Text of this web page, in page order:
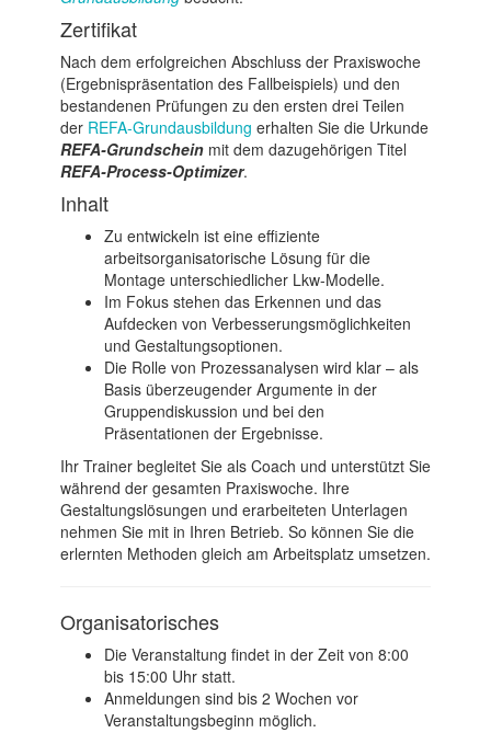
Zertifikat
Nach dem erfolgreichen Abschluss der Praxiswoche
(Ergebnispräsentation des Fallbeispiels) und den
bestandenen Prüfungen zu den ersten drei Teilen
der REFA-Grundausbildung erhalten Sie die Urkunde
REFA-Grundschein mit dem dazugehörigen Titel
REFA-Process-Optimizer.
Inhalt
Zu entwickeln ist eine effiziente
arbeitsorganisatorische Lösung für die
Montage unterschiedlicher Lkw-Modelle.
Im Fokus stehen das Erkennen und das
Aufdecken von Verbesserungsmöglichkeiten
und Gestaltungsoptionen.
Die Rolle von Prozessanalysen wird klar – als
Basis überzeugender Argumente in der
Gruppendiskussion und bei den
Präsentationen der Ergebnisse.
Ihr Trainer begleitet Sie als Coach und unterstützt Sie
während der gesamten Praxiswoche. Ihre
Gestaltungslösungen und erarbeiteten Unterlagen
nehmen Sie mit in Ihren Betrieb. So können Sie die
erlernten Methoden gleich am Arbeitsplatz umsetzen.
Organisatorisches
Die Veranstaltung findet in der Zeit von 8:00
bis 15:00 Uhr statt.
Anmeldungen sind bis 2 Wochen vor
Veranstaltungsbeginn möglich.